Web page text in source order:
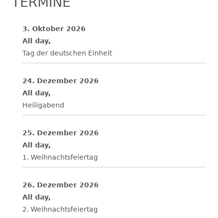
3. Oktober 2026
All day,
Tag der deutschen Einheit
24. Dezember 2026
All day,
Heiligabend
25. Dezember 2026
All day,
1. Weihnachtsfeiertag
26. Dezember 2026
All day,
2. Weihnachtsfeiertag